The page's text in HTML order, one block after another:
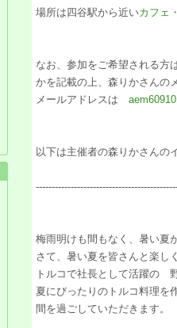
場所は四谷駅から近いカフェ
なお、参加をご希望される方
かを記載の上、森りかさんの
メールアドレスは
以下は主催者の森りかさんの
梅雨明けも間もなく、暑い夏
さて、暑い夏を皆さんと楽し
トルコで社長として活躍の
夏にぴったりのトルコ料理を
間を過ごしていただきます。